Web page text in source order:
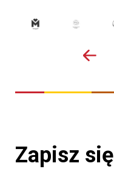
Zapisz